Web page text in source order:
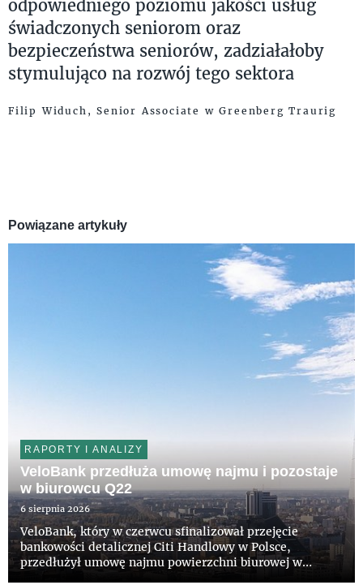
odpowiedniego poziomu jakości usług
świadczonych seniorom oraz
bezpieczeństwa seniorów, zadziałałoby
stymulująco na rozwój tego sektora
Filip Widuch, Senior Associate w Greenberg Traurig
Powiązane artykuły
RAPORTY I ANALIZY
VeloBank przedłuża umowę najmu i pozostaje
w biurowcu Q22
6 sierpnia 2026
VeloBank, który w czerwcu sfinalizował przejęcie
bankowości detalicznej Citi Handlowy w Polsce,
przedłużył umowę najmu powierzchni biurowej w